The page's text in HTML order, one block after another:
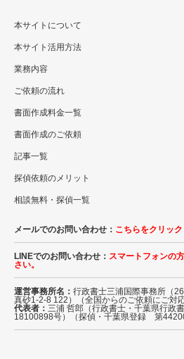
本サイトについて
本サイト活用方法
業務内容
ご依頼の流れ
書面作成料金一覧
書面作成のご依頼
記事一覧
探偵依頼のメリット
相談無料・探偵一覧
メールでのお問い合わせ： こちらをクリック
LINEでのお問い合わせ： スマートフォンの
さい。
運営事務所名： 行政書士三浦国際事務所（
真砂1-2-8 122）（全国からのご依頼にご対
代表者： 三浦 哲郎（行政書士・千葉県行政
18100898号）（探偵・千葉県登録 第